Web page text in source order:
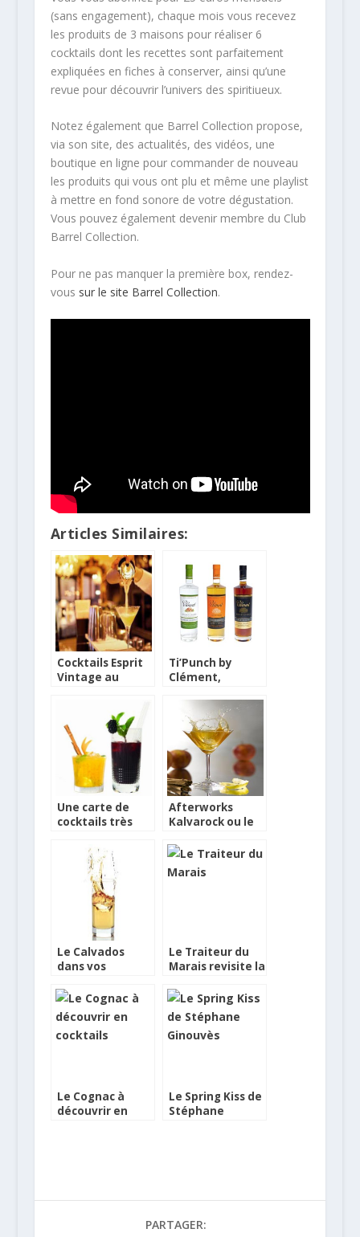
(sans engagement), chaque mois vous recevez
les produits de 3 maisons pour réaliser 6
cocktails dont les recettes sont parfaitement
expliquées en fiches à conserver, ainsi qu’une
revue pour découvrir l’univers des spiritiueux.
Notez également que Barrel Collection propose,
via son site, des actualités, des vidéos, une
boutique en ligne pour commander de nouveau
les produits qui vous ont plu et même une playlist
à mettre en fond sonore de votre dégustation.
Vous pouvez également devenir membre du Club
Barrel Collection.
Pour ne pas manquer la première box, rendez-
vous sur le site Barrel Collection.
Articles Similaires:
Cocktails Esprit
Vintage au
Ti’Punch by
Clément,
Une carte de
cocktails très
Afterworks
Kalvarock ou le
cocktail
Le Calvados
dans vos
Le Traiteur du
Marais revisite la
gastronomie
Le Cognac à
découvrir en
Le Spring Kiss de
Stéphane
PARTAGER: